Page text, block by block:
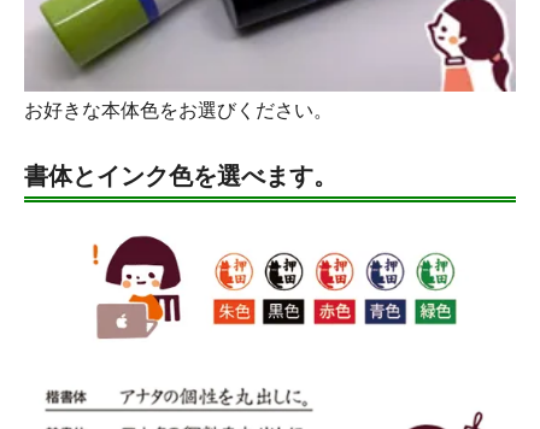
お好きな本体色をお選びください。
書体とインク色を選べます。